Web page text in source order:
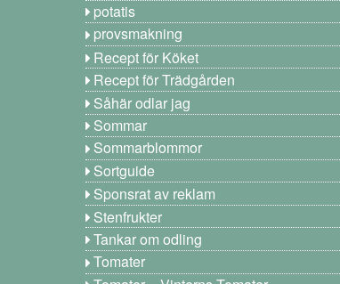
potatis
provsmakning
Recept för Köket
Recept för Trädgården
Såhär odlar jag
Sommar
Sommarblommor
Sortguide
Sponsrat av reklam
Stenfrukter
Tankar om odling
Tomater